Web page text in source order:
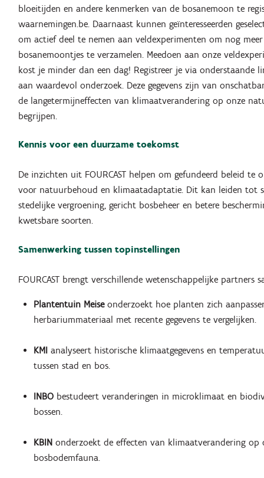
bloeitijden en andere kenmerken van de bosanemoon te
waarnemingen.be. Daarnaast kunnen geïnteresseerden
om actief deel te nemen aan veldexperimenten om nog meer
bosanemoontjes te verzamelen. Meedoen aan onze
kost je minder dan een dag! Registreer je via onderstaande
aan waardevol onderzoek. Deze gegevens zijn van
de langetermijneffecten van klimaatverandering op onze
begrijpen.
Kennis voor een duurzame toekomst
De inzichten uit FOURCAST helpen om gefundeerd beleid te
voor natuurbehoud en klimaatadaptatie. Dit kan leiden tot
stedelijke vergroening, gericht bosbeheer en betere
kwetsbare soorten.
Samenwerking tussen topinstellingen
FOURCAST brengt verschillende wetenschappelijke partners
Plantentuin Meiseonderzoekt hoe planten zich
herbariummateriaal met recente gegevens te vergelijken.
KMIanalyseert historische klimaatgegevens en
tussen stad en bos.
INBO bestudeert veranderingen in microklimaat en
bossen.
KBINonderzoekt de effecten van klimaatverandering op
bosbodemfauna.